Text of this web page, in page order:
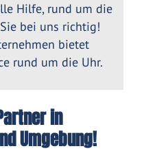
Hilfe, rund um die
bei uns richtig!
bietet
rund um die Uhr.
in
Umgebung!